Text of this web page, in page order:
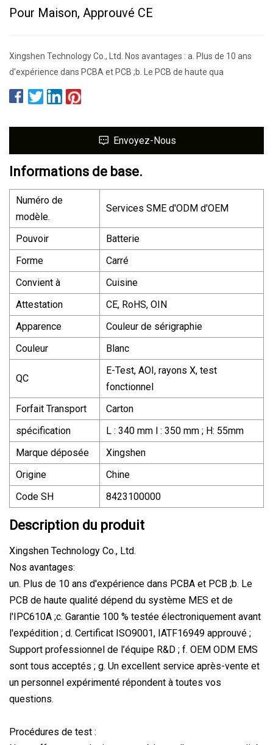
Pour Maison, Approuvé CE
Xingshen Technology Co., Ltd. Nos avantages : a. Plus de 10 ans
d'expérience dans PCBA et PCB ;b. Le PCB de haute qua
Envoyez-Nous
Informations de base.
Numéro de
modèle.
Services SME d'ODM d'OEM
Pouvoir
Batterie
Forme
Carré
Convient à
Cuisine
Attestation
CE, RoHS, OIN
Apparence
Couleur de sérigraphie
Couleur
Blanc
QC
E-Test, AOI, rayons X, test
fonctionnel
Forfait Transport
Carton
spécification
L : 340 mm l : 350 mm ; H: 55mm
Marque déposée
Xingshen
Origine
Chine
Code SH
8423100000
Description du produit
Xingshen Technology Co., Ltd.
Nos avantages:
un. Plus de 10 ans d'expérience dans PCBA et PCB ;b. Le
PCB de haute qualité dépend du système MES et de
l'IPC610A ;c. Garantie 100 % testée électroniquement avant
l'expédition ; d. Certificat ISO9001, IATF16949 approuvé ;
Support professionnel de l’équipe R&D ; f. OEM ODM EMS
sont tous acceptés ; g. Un excellent service après-vente et
un personnel expérimenté répondent à toutes vos
questions.
Procédures de test :